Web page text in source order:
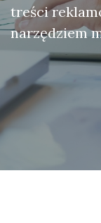
treści
narzędziem